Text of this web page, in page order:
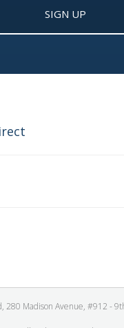
SIGN UP
280 Madison Avenue, #912 -